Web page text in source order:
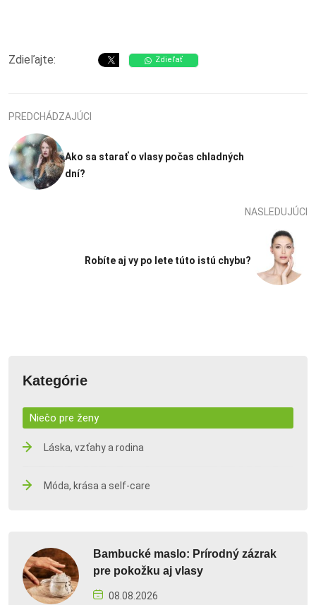
Zdieľajte: Zdieľať
PREDCHÁDZAJÚCI
Ako sa starať o vlasy počas chladných
dní?
NASLEDUJÚCI
Robíte aj vy po lete túto istú chybu?
Kategórie
Niečo pre ženy
Láska, vzťahy a rodina
Móda, krása a self-care
Bambucké maslo: Prírodný zázrak
pre pokožku aj vlasy
08.08.2026